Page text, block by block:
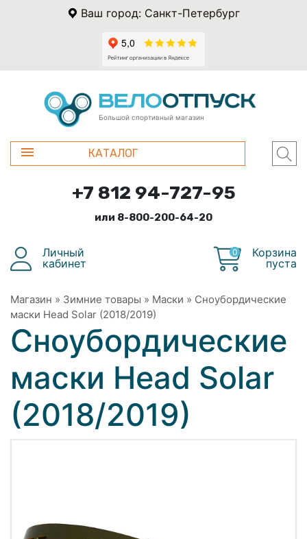
Ваш город: Санкт-Петербург
Большой спортивный магазин
КАТАЛОГ
+7 812 94-727-95
или 8-800-200-64-20
Личный
кабинет
0
Корзина
пуста
Магазин » Зимние товары » Маски » Сноубордические
маски Head Solar (2018/2019)
Сноубордические
маски Head Solar
(2018/2019)